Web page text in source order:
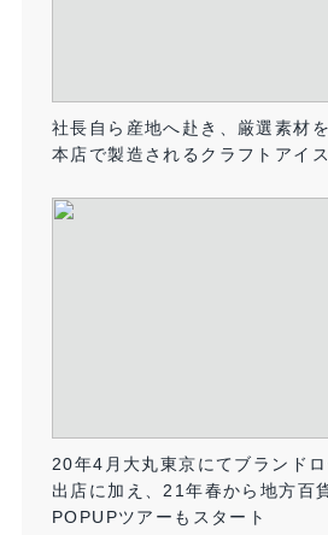
社長自ら産地へ赴き、厳選素材
本店で製造されるクラフトアイ
20年4月大丸東京にてブランド
出店に加え、21年春から地方百
POPUPツアーもスタート